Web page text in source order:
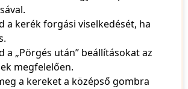
a kerék forgási viselkedését, ha
a „Pörgés után” beállításokat az
megfelelően.
a kereket a középső gombra